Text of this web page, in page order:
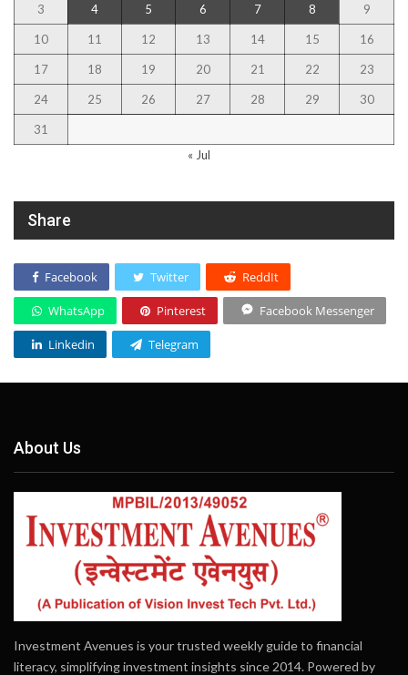
3 4 5 6 7 8 9
10 11 12 13 14 15 16
17 18 19 20 21 22 23
24 25 26 27 28 29 30
31
« Jul
Share
Facebook Twitter ReddIt
WhatsApp Pinterest Facebook Messenger
Linkedin Telegram
About Us
Investment Avenues is your trusted weekly guide to financial
literacy, simplifying investment insights since 2014. Powered by